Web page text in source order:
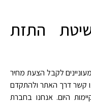
התזת
לקבל הצעת מחיר
קשר דרך האתר ולהתקדם
היום. אנחנו בחברת